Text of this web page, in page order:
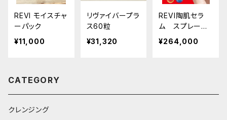
REVI モイスチャ
ーパック
¥11,000
リヴァイバープラ
ス60粒
¥31,320
REVI陶肌セラ
ム スプレーガ
ンシステムセット
¥264,000
CATEGORY
クレンジング